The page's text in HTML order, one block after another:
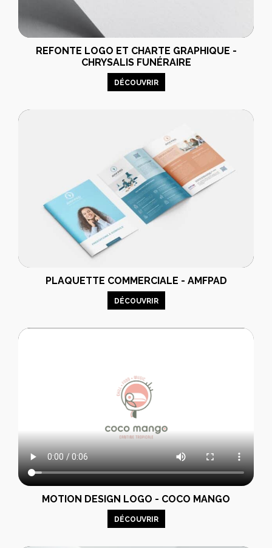
REFONTE LOGO ET CHARTE GRAPHIQUE -
CHRYSALIS FUNÉRAIRE
DÉCOUVRIR
PLAQUETTE COMMERCIALE - AMFPAD
DÉCOUVRIR
MOTION DESIGN LOGO - COCO MANGO
DÉCOUVRIR